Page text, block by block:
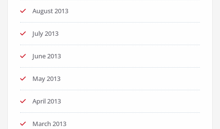
August 2013
July 2013
June 2013
May 2013
April 2013
March 2013